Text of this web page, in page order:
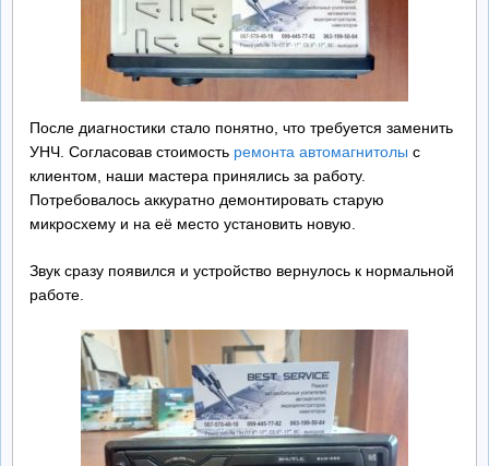
После диагностики стало понятно, что требуется заменить
УНЧ. Согласовав стоимость ремонта автомагнитолы с
клиентом, наши мастера принялись за работу.
Потребовалось аккуратно демонтировать старую
микросхему и на её место установить новую.
Звук сразу появился и устройство вернулось к нормальной
работе.